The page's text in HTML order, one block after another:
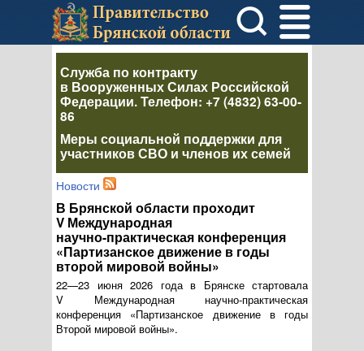
Служба по контракту
в Вооруженных Силах Российской
Федерации. Телефон: +7 (4832) 63-00-
86
Меры социальной поддержки для
участников СВО и членов их семей
Новости
В Брянской области проходит
V Международная
научно-практическая конференция
«Партизанское движение в годы
второй мировой войны»
22—23 июня2026 года в Брянске стартовала
V Международная научно-практическая
конференция «Партизанское движение в годы
Второй мировой войны».